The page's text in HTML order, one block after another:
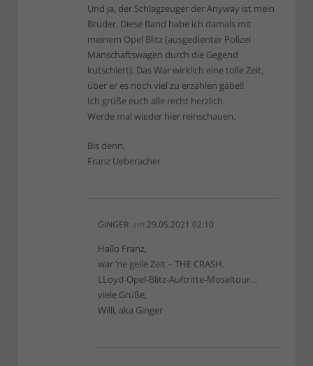
Und ja, der Schlagzeuger der Anyway ist mein
Bruder. Diese Band habe ich damals mit
meinem Opel Blitz (ausgedienter Polizei
Manschaftswagen durch die Gegend
kutschiert). Das War wirklich eine tolle Zeit,
über er es noch viel zu erzählen gäbe!!
Ich grüße euch alle recht herzlich.
Werde mal wieder hier reinschauen.
Bis denn,
Franz Ueberacher
GINGER am 29.05.2021 02:10
Hallo Franz,
war ’ne geile Zeit – THE CRASH.
LLoyd-Opel-Blitz-Auftritte-Moseltour…
viele Grüße,
Willi, aka Ginger